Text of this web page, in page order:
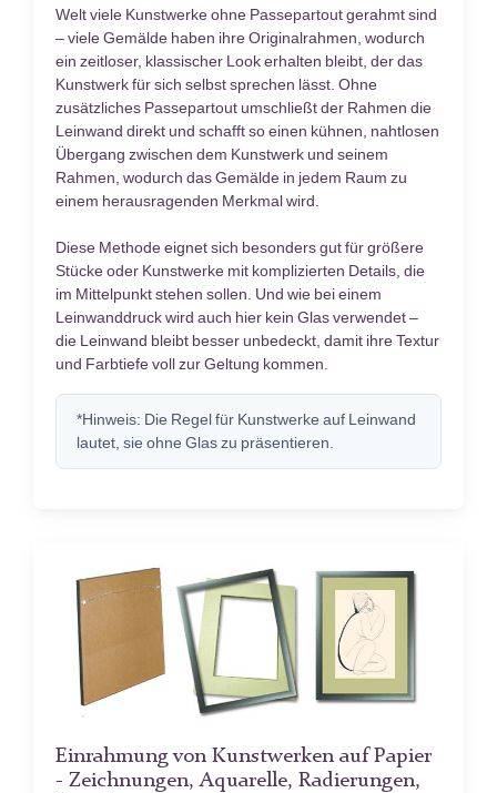
Welt viele Kunstwerke ohne Passepartout gerahmt sind
– viele Gemälde haben ihre Originalrahmen, wodurch
ein zeitloser, klassischer Look erhalten bleibt, der das
Kunstwerk für sich selbst sprechen lässt. Ohne
zusätzliches Passepartout umschließt der Rahmen die
Leinwand direkt und schafft so einen kühnen, nahtlosen
Übergang zwischen dem Kunstwerk und seinem
Rahmen, wodurch das Gemälde in jedem Raum zu
einem herausragenden Merkmal wird.
Diese Methode eignet sich besonders gut für größere
Stücke oder Kunstwerke mit komplizierten Details, die
im Mittelpunkt stehen sollen. Und wie bei einem
Leinwanddruck wird auch hier kein Glas verwendet –
die Leinwand bleibt besser unbedeckt, damit ihre Textur
und Farbtiefe voll zur Geltung kommen.
*Hinweis: Die Regel für Kunstwerke auf Leinwand
lautet, sie ohne Glas zu präsentieren.
Einrahmung von Kunstwerken auf Papier
- Zeichnungen, Aquarelle, Radierungen,